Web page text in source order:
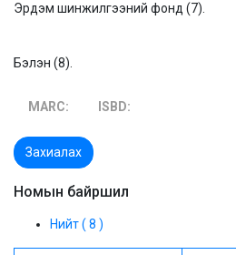
Эрдэм шинжилгээний фонд (7).
Бэлэн (8).
MARC: ISBD:
Захиалах
Номын байршил
Нийт ( 8 )